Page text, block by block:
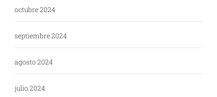
octubre 2024
septiembre 2024
agosto 2024
julio 2024